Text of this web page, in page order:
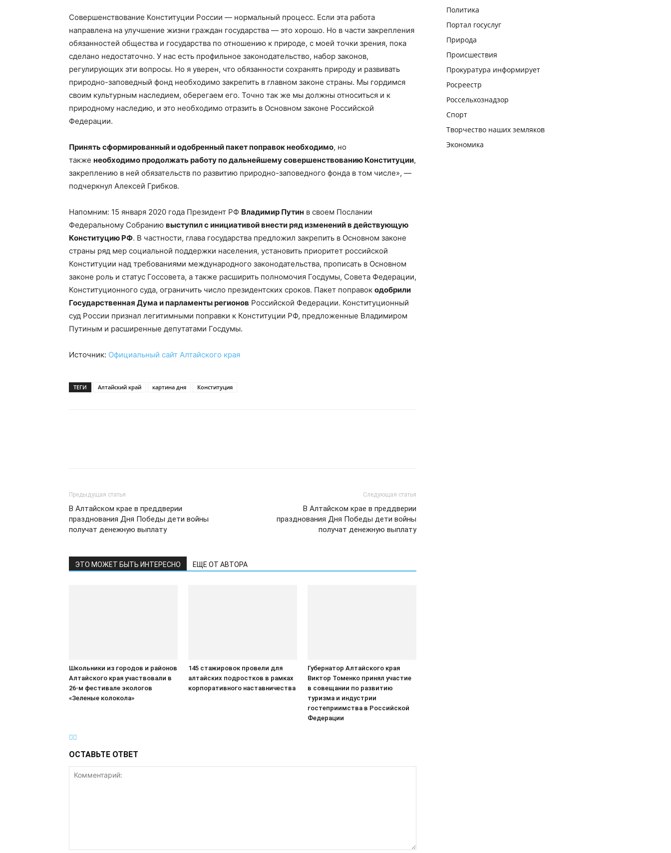
Совершенствование Конституции России — нормальный процесс. Если эта работа
направлена на улучшение жизни граждан государства — это хорошо. Но в части закрепления
обязанностей общества и государства по отношению к природе, с моей точки зрения, пока
сделано недостаточно. У нас есть профильное законодательство, набор законов,
регулирующих эти вопросы. Но я уверен, что обязанности сохранять природу и развивать
природно-заповедный фонд необходимо закрепить в главном законе страны. Мы гордимся
своим культурным наследием, оберегаем его. Точно так же мы должны относиться и к
природному наследию, и это необходимо отразить в Основном законе Российской
Федерации.
Принять сформированный и одобренный пакет поправок необходимо, но
также необходимо продолжать работу по дальнейшему совершенствованию Конституции,
закреплению в ней обязательств по развитию природно-заповедного фонда в том числе», —
подчеркнул Алексей Грибков.
Напомним: 15 января 2020 года Президент РФ Владимир Путин в своем Послании
Федеральному Собранию выступил с инициативой внести ряд изменений в действующую
Конституцию РФ. В частности, глава государства предложил закрепить в Основном законе
страны ряд мер социальной поддержки населения, установить приоритет российской
Конституции над требованиями международного законодательства, прописать в Основном
законе роль и статус Госсовета, а также расширить полномочия Госдумы, Совета Федерации,
Конституционного суда, ограничить число президентских сроков. Пакет поправок одобрили
Государственная Дума и парламенты регионов Российской Федерации. Конституционный
суд России признал легитимными поправки к Конституции РФ, предложенные Владимиром
Путиным и расширенные депутатами Госдумы.
Источник: Официальный сайт Алтайского края
ТЕГИ Алтайский край картина дня Конституция
Предыдущая статья
В Алтайском крае в преддверии
празднования Дня Победы дети войны
получат денежную выплату
Следующая статья
В Алтайском крае в преддверии
празднования Дня Победы дети войны
получат денежную выплату
ЭТО МОЖЕТ БЫТЬ ИНТЕРЕСНО ЕЩЕ ОТ АВТОРА
Школьники из городов и районов
Алтайского края участвовали в
26-м фестивале экологов
«Зеленые колокола»
145 стажировок провели для
алтайских подростков в рамках
корпоративного наставничества
Губернатор Алтайского края
Виктор Томенко принял участие
в совещании по развитию
туризма и индустрии
гостеприимства в Российской
Федерации
ОСТАВЬТЕ ОТВЕТ
Политика
Портал госуслуг
Природа
Происшествия
Прокуратура информирует
Росреестр
Россельхознадзор
Спорт
Творчество наших земляков
Экономика